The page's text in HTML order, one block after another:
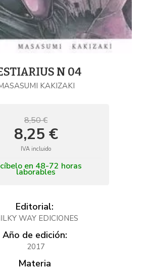
N 04
KAKIZAKI
8,50 €
8,25 €
IVA incluido
en 48-72 horas
laborables
Editorial:
WAY EDICIONES
Año de edición:
2017
Materia